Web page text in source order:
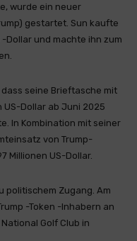
wurde ein neuer
gestartet. Sun kaufte
-Dollar und machte ihn zum
seine Brieftasche mit
US-Dollar ab Juni 2025
In Kombination mit seiner
von Trump-
Millionen US-Dollar.
politischem Zugang. Am
-Token -Inhabern an
Golf Club in